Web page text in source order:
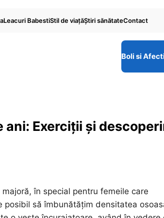
Leacuri BabestiStil de viaţăŞtiri sănătateContact
Boli si
Exerciții și
în special pentru femeile care
posibil să îmbunătățim densitatea